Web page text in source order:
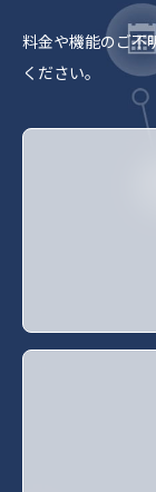
料金や機能のご不
ください。